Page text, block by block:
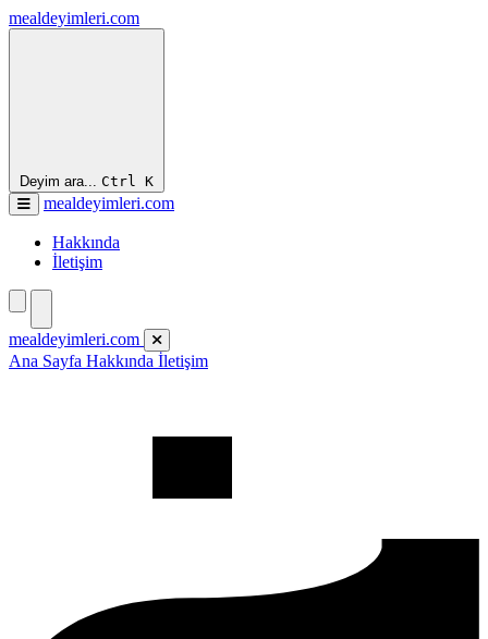
mealdeyimleri.com
Deyim ara... Ctrl K
mealdeyimleri.com
Hakkında
İletişim
mealdeyimleri.com
Ana Sayfa Hakkında İletişim